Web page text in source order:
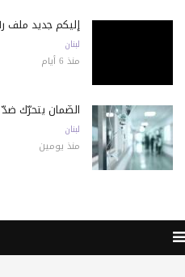
إليكم جديد ملف
لبنان
منذ 6 أيام
الضّمان يتحرّك
لبنان
منذ يومين